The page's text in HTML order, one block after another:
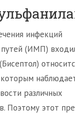
инфекций
(ИМП)
различных
Поэтому этот